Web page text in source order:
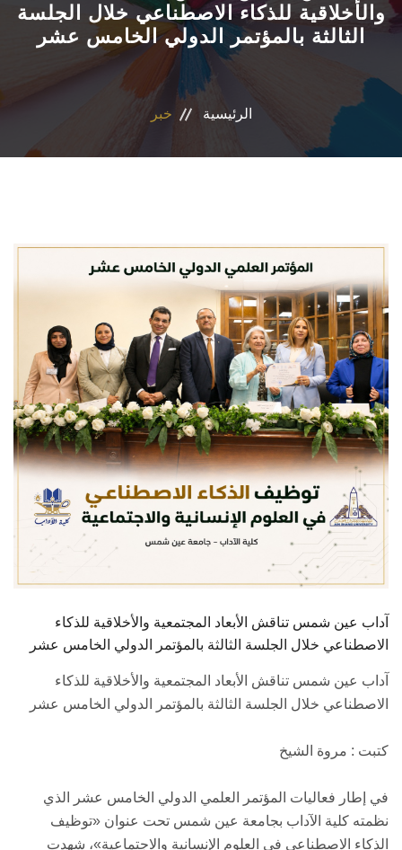
الأقسام
والأخلاقية للذكاء الاصطناعي خلال الجلسة
الثالثة بالمؤتمر الدولي الخامس عشر
الرئيسية خبر
آداب عين شمس تناقش الأبعاد المجتمعية والأخلاقية للذكاء
الاصطناعي خلال الجلسة الثالثة بالمؤتمر الدولي الخامس عشر
آداب عين شمس تناقش الأبعاد المجتمعية والأخلاقية للذكاء
الاصطناعي خلال الجلسة الثالثة بالمؤتمر الدولي الخامس عشر
كتبت : مروة الشيخ
في إطار فعاليات المؤتمر العلمي الدولي الخامس عشر الذي
نظمته كلية الآداب بجامعة عين شمس تحت عنوان «توظيف
الذكاء الاصطناعي في العلوم الإنسانية والاجتماعية»، شهدت